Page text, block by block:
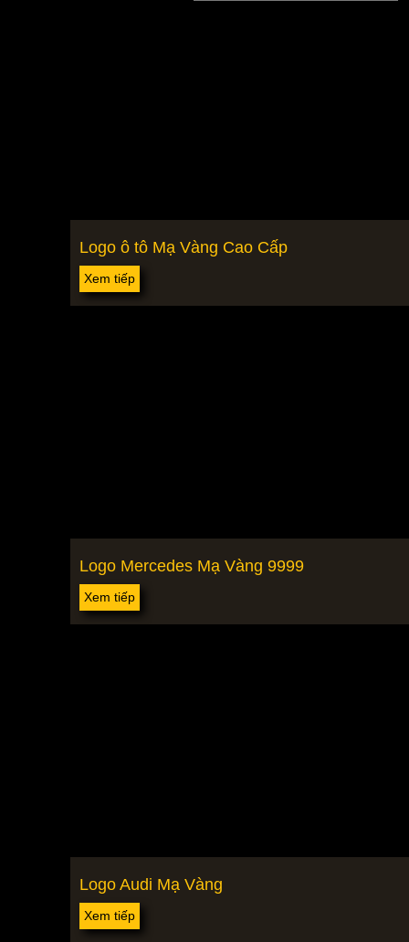
Logo ô tô Mạ Vàng Cao Cấp
Xem tiếp
Logo Mercedes Mạ Vàng 9999
Xem tiếp
Logo Audi Mạ Vàng
Xem tiếp